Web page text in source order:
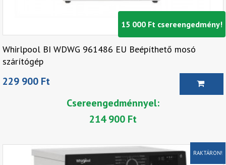
15 000 Ft csereengedmény!
Whirlpool BI WDWG 961486 EU Beépíthető mosó
szárítógép
229 900 Ft
Csereengedménnyel:
214 900 Ft
RAKTÁRON!